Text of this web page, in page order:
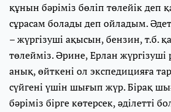
құнын бәріміз бөліп төлейік деп
сұрасам болады деп ойладым.
– жүргізуші ақысын, бензин, т.б.
төлейміз. Әрине, Ерлан
анық, өйткені ол экспедицияға
сүйгені үшін шығып жүр. Бірақ
бәріміз бірге көтерсек, әділетті